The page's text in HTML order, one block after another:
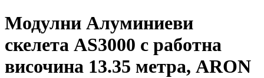
Модулни Алуминиеви
скелета AS3000 с работна
височина 13.35 метра, ARON